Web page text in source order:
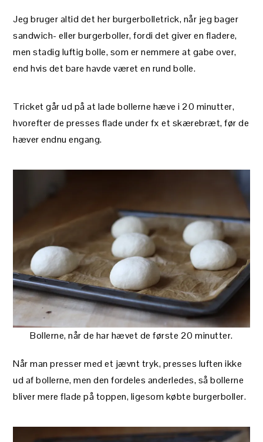
Jeg bruger altid det her burgerbolletrick, når jeg bager
sandwich- eller burgerboller, fordi det giver en fladere,
men stadig luftig bolle, som er nemmere at gabe over,
end hvis det bare havde været en rund bolle.
Tricket går ud på at lade bollerne hæve i 20 minutter,
hvorefter de presses flade under fx et skærebræt, før de
hæver endnu engang.
Bollerne, når de har hævet de første 20 minutter.
Når man presser med et jævnt tryk, presses luften ikke
ud af bollerne, men den fordeles anderledes, så bollerne
bliver mere flade på toppen, ligesom købte burgerboller.